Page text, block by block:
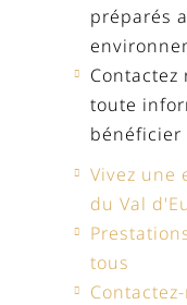
préparés
toute
bénéficier
Vivez
du Val
tous